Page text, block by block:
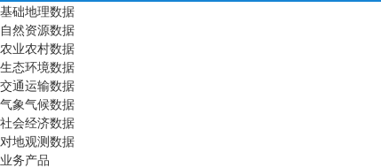
基础地理数据
自然资源数据
农业农村数据
生态环境数据
交通运输数据
气象气候数据
社会经济数据
对地观测数据
业务产品